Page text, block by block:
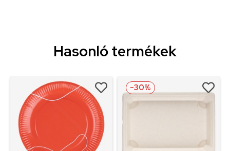
Hasonló termékek
-30%